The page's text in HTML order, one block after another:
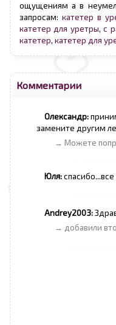
ощущениям а в
запросам:катетер в
катетер для уретры,с
катетер, катетер для
Комментарии
Олександр:
замените другим
→ Можете
Юля:
Andrey2003:
→ добавили